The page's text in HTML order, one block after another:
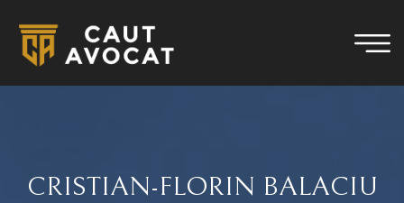
CRISTIAN-FLORIN BALACIU